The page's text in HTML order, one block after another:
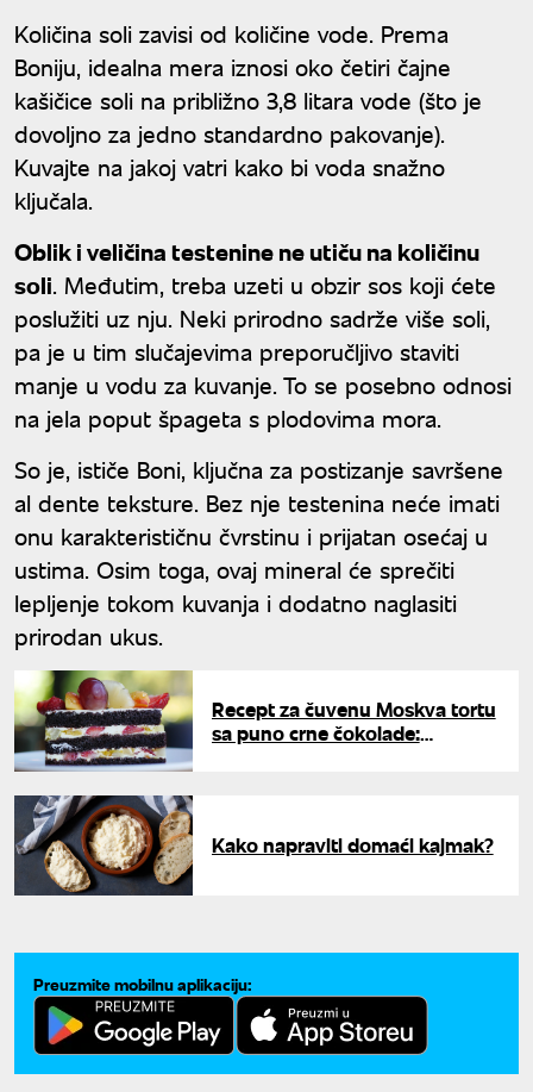
Količina soli zavisi od količine vode. Prema
Boniju, idealna mera iznosi oko četiri čajne
kašičice soli na približno 3,8 litara vode (što je
dovoljno za jedno standardno pakovanje).
Kuvajte na jakoj vatri kako bi voda snažno
ključala.
Oblik i veličina testenine ne utiču na količinu
soli. Međutim, treba uzeti u obzir sos koji ćete
poslužiti uz nju. Neki prirodno sadrže više soli,
pa je u tim slučajevima preporučljivo staviti
manje u vodu za kuvanje. To se posebno odnosi
na jela poput špageta s plodovima mora.
So je, ističe Boni, ključna za postizanje savršene
al dente teksture. Bez nje testenina neće imati
onu karakterističnu čvrstinu i prijatan osećaj u
ustima. Osim toga, ovaj mineral će sprečiti
lepljenje tokom kuvanja i dodatno naglasiti
prirodan ukus.
Recept za čuvenu Moskva tortu
sa puno crne čokolade:
Kako napraviti domaći kajmak?
Preuzmite mobilnu aplikaciju: